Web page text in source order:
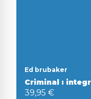
Ed brubaker
Criminal :
39,95 €